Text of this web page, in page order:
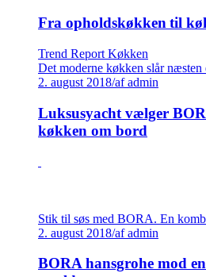
Fra opholdskøkken til
Trend Report Køkken
Det moderne køkken slår
2. august 2018/af admin
Luksusyacht vælger
køkken om bord
Stik til søs med BORA. En
2. august 2018/af admin
BORA hansgrohe mod